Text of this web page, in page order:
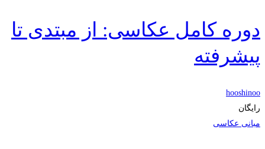
دوره کامل عکاسی: از مبتدی تا
پیشرفته
hooshinoo
رایگان
مبانی عکاسی